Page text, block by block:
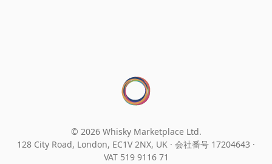
© 2026 Whisky Marketplace Ltd.
128 City Road, London, EC1V 2NX, UK · 会社番号 17204643 ·
VAT 519 9116 71